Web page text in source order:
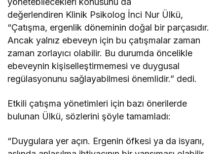
değerlendiren Klinik Psikolog İnci Nur Ülkü,
“Çatışma, ergenlik döneminin doğal bir parçasıdır.
Ancak yalnız ebeveyn için bu çatışmalar zaman
zaman zorlayıcı olabilir. Bu durumda öncelikle
ebeveynin kişiselleştirmemesi ve duygusal
regülasyonunu sağlayabilmesi önemlidir.” dedi.
Etkili çatışma yönetimleri için bazı önerilerde
bulunan Ülkü, sözlerini şöyle tamamladı:
“Duygulara yer açın. Ergenin öfkesi ya da isyanı,